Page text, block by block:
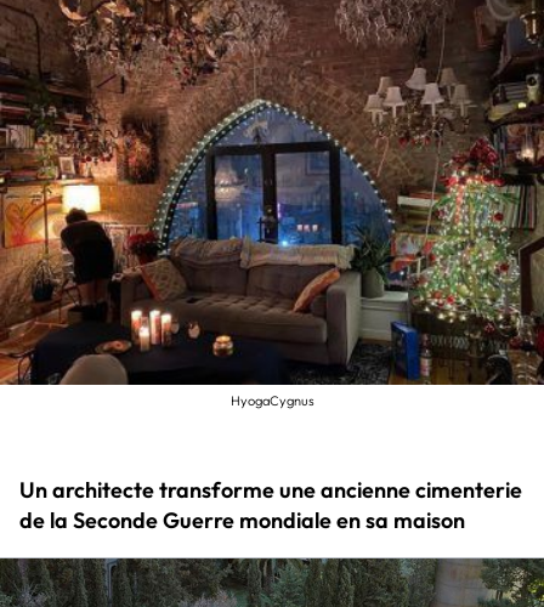
HyogaCygnus
Un architecte transforme une ancienne cimenterie
de la Seconde Guerre mondiale en sa maison